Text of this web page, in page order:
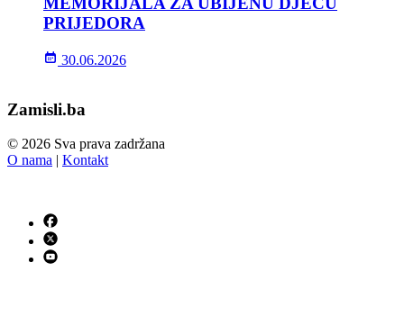
PRIJEDORA
30.06.2026
Zamisli.ba
© 2026 Sva prava zadržana
O nama | Kontakt